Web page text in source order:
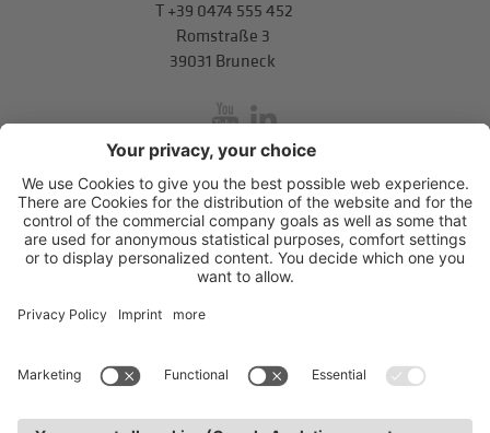
T +39 0474 555 452
Romstraße 3
39031 Bruneck
inService
Mitterweg 5, Bozner Boden,I-39100Bozen.T+39 0471 310
311. info@hds-bz.it
Impressum
Datenschutzerklärung